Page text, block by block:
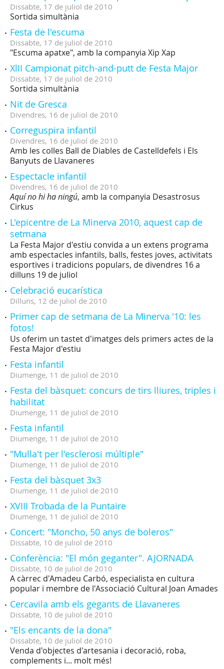
Dissabte, 17 de juliol de 2010
Sortida simultània
Festa de l'escuma
Dissabte, 17 de juliol de 2010
"Escuma apatxe", amb la companyia Xip Xap
XlII Campionat pitch-and-putt de Festa Major
Dissabte, 17 de juliol de 2010
Sortida simultània
Nit de Gresca
Divendres, 16 de juliol de 2010
Correguspira infantil
Divendres, 16 de juliol de 2010
Amb les colles Ball de Diables de Castelldefels i Els
Banyuts de Llavaneres
Espectacle infantil
Divendres, 16 de juliol de 2010
Aquí no hi ha ningú, amb la companyia Desastrosus
Cirkus
L'epicentre de La Minerva 2010, aquest cap de
setmana
La Festa Major d'estiu convida a un extens programa
amb espectacles infantils, balls, festes joves, activitats
esportives i tradicions populars, de divendres 16 a
dilluns 19 de juliol
Celebració eucarística
Dilluns, 12 de juliol de 2010
Primer cap de setmana de La Minerva '10: les
fotos!
Us oferim un tastet d'imatges dels primers actes de la
Festa Major d'estiu
Festa infantil
Diumenge, 11 de juliol de 2010
Festa del bàsquet: concurs de tirs lliures, triples i
habilitat
Diumenge, 11 de juliol de 2010
Festa infantil
Diumenge, 11 de juliol de 2010
"Mulla't per l'esclerosi múltiple"
Diumenge, 11 de juliol de 2010
Festa del bàsquet 3x3
Diumenge, 11 de juliol de 2010
XVIII Trobada de la Puntaire
Diumenge, 11 de juliol de 2010
Concert: "Moncho, 50 anys de boleros"
Dissabte, 10 de juliol de 2010
Conferència: "El món geganter". AJORNADA
Dissabte, 10 de juliol de 2010
A càrrec d'Amadeu Carbó, especialista en cultura
popular i membre de l'Associació Cultural Joan Amades
Cercavila amb els gegants de Llavaneres
Dissabte, 10 de juliol de 2010
"Els encants de la dona"
Dissabte, 10 de juliol de 2010
Venda d'objectes d'artesania i decoració, roba,
complements i... molt més!